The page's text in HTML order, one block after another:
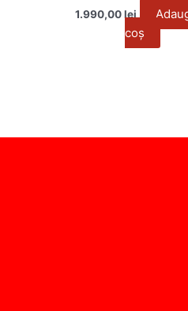
1.990,00lei
coș